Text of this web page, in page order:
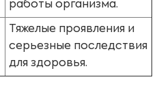
работы организма.
Тяжелые проявления и
серьезные последствия
для здоровья.